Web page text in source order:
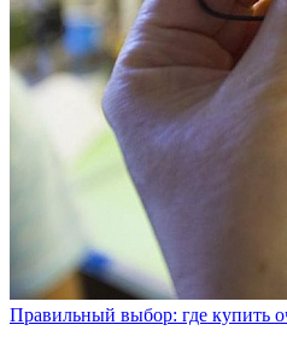
Правильный выбор: где купить